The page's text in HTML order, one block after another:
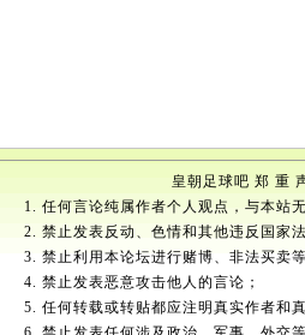
皇朝足球吧 郑 重
1. 任何言论纯属作者个人观点，与本站无
2. 禁止发表反动、色情和其他违反国家
3. 禁止利用本论坛进行赌博、非法买卖
4. 禁止发表恶意攻击他人的言论；
5. 任何转载或转贴都应注明真实作者和